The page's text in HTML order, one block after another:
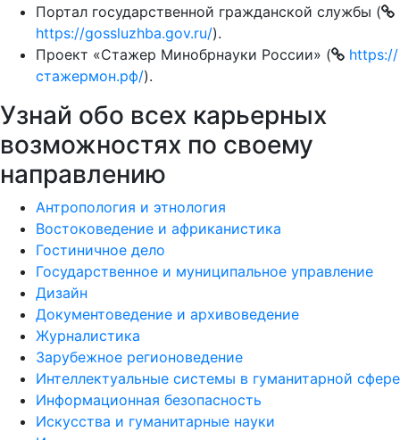
Портал государственной гражданской службы (
https://gossluzhba.gov.ru/).
Проект «Стажер Минобрнауки России» (
https://
стажермон.рф/).
Узнай обо всех карьерных
возможностях по своему
направлению
Антропология и этнология
Востоковедение и африканистика
Гостиничное дело
Государственное и муниципальное управление
Дизайн
Документоведение и архивоведение
Журналистика
Зарубежное регионоведение
Интеллектуальные системы в гуманитарной сфере
Информационная безопасность
Искусства и гуманитарные науки